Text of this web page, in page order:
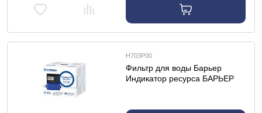
Н703Р00
Фильтр для воды Барьер
Индикатор ресурса БАРЬЕР